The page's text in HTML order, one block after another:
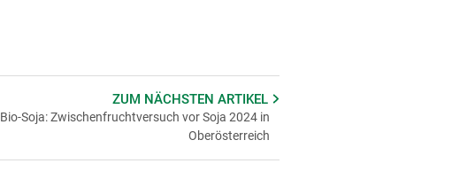
ZUM NÄCHSTENARTIKEL
Bio-Soja: Zwischenfruchtversuch vor Soja 2024 in
Oberösterreich